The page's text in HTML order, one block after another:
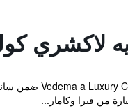
لاكشري
من فيرا وكامار...